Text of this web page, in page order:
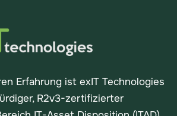
Erfahrung ist exIT Technologies
R2v3-zertifizierter